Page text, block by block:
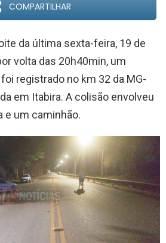
COMPARTILHAR
da última sexta-feira, 19 de
volta das 20h40min, um
registrado no km 32 da MG-
em Itabira. A colisão envolveu
e um caminhão.